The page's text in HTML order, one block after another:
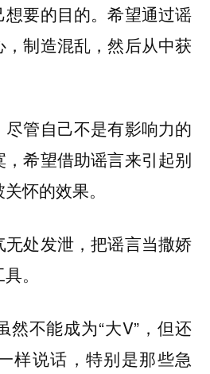
要的目的。希望通过谣
制造混乱，然后从中获
管自己不是有影响力的
，希望借助谣言来引起别
怀的效果。
处发泄，把谣言当撒娇
。
然不能成为“大V”，但还
样说话，特别是那些急